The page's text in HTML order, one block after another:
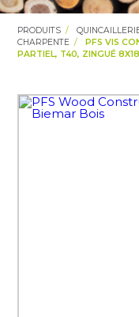
PRODUITS
CHARPENTE
PFS VIS
PARTIEL, T40, ZINGUÉ